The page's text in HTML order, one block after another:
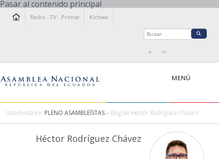
Pasar al contenido principal
Radio ·TV · Prensa Kichwa
A- A+
MENÚ
Usted está en: PLENO ASAMBLEÍSTAS » Blog de Héctor Rodríguez Chávez
Héctor Rodríguez Chávez